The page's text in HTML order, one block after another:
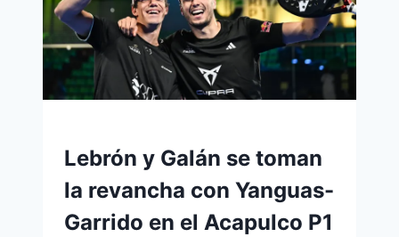
Lebrón y Galán se toman
la revancha con Yanguas-
Garrido en el Acapulco P1